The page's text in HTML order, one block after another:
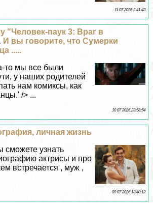
11 07 2026 2:41:43
"Человек-паук 3: Враг в
И вы говорите, что Сумерки
.....
то мы все были
у наших родителей
нам комиксы, как
/> ...
10 07 2026 23:58:54
личная жизнь
сможете узнать
актрисы и про
встречается , муж ,
09 07 2026 13:40:12